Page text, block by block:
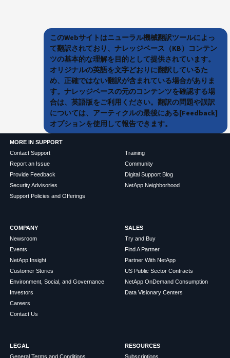
このWebサイトはニューラル機械翻訳ツールによっ
て翻訳されており、ナレッジベース（KB）コンテン
ツの基本的な理解を目的として提供されています。
オリジナルの英語を文字どおりに翻訳しているた
め、正確ではない翻訳が含まれている場合がありま
す。ナレッジベースの元のコンテンツを確認する場
合は、英語版をご利用ください。翻訳の問題や誤訳
については、アーティクルの最後にある[Feedback]
オプションを使用して報告できます。
MORE IN SUPPORT
Contact Support
Report an Issue
Provide Feedback
Security Advisories
Support Policies and Offerings
Training
Community
Digital Support Blog
NetApp Neighborhood
COMPANY
Newsroom
Events
NetApp Insight
Customer Stories
Environment, Social, and Governance
Investors
Careers
Contact Us
SALES
Try and Buy
Find A Partner
Partner With NetApp
US Public Sector Contracts
NetApp OnDemand Consumption
Data Visionary Centers
LEGAL
General Terms and Conditions
RESOURCES
Subscriptions